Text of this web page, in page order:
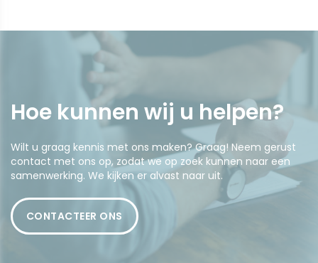
Hoe kunnen wij u helpen?
Wilt u graag kennis met ons maken? Graag! Neem gerust
contact met ons op, zodat we op zoek kunnen naar een
samenwerking. We kijken er alvast naar uit.
CONTACTEER ONS